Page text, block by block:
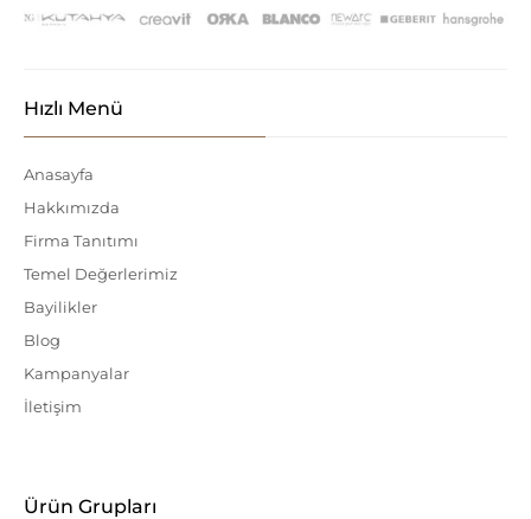
Hızlı Menü
Anasayfa
Hakkımızda
Firma Tanıtımı
Temel Değerlerimiz
Bayilikler
Blog
Kampanyalar
İletişim
Ürün Grupları